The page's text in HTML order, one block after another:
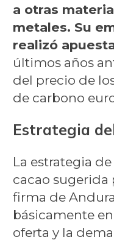
a otras
metales. Su
realizó
últimos años
del precio de
de carbono
Estrategia
La estrategia
cacao sugerida
firma de
básicamente
oferta y la